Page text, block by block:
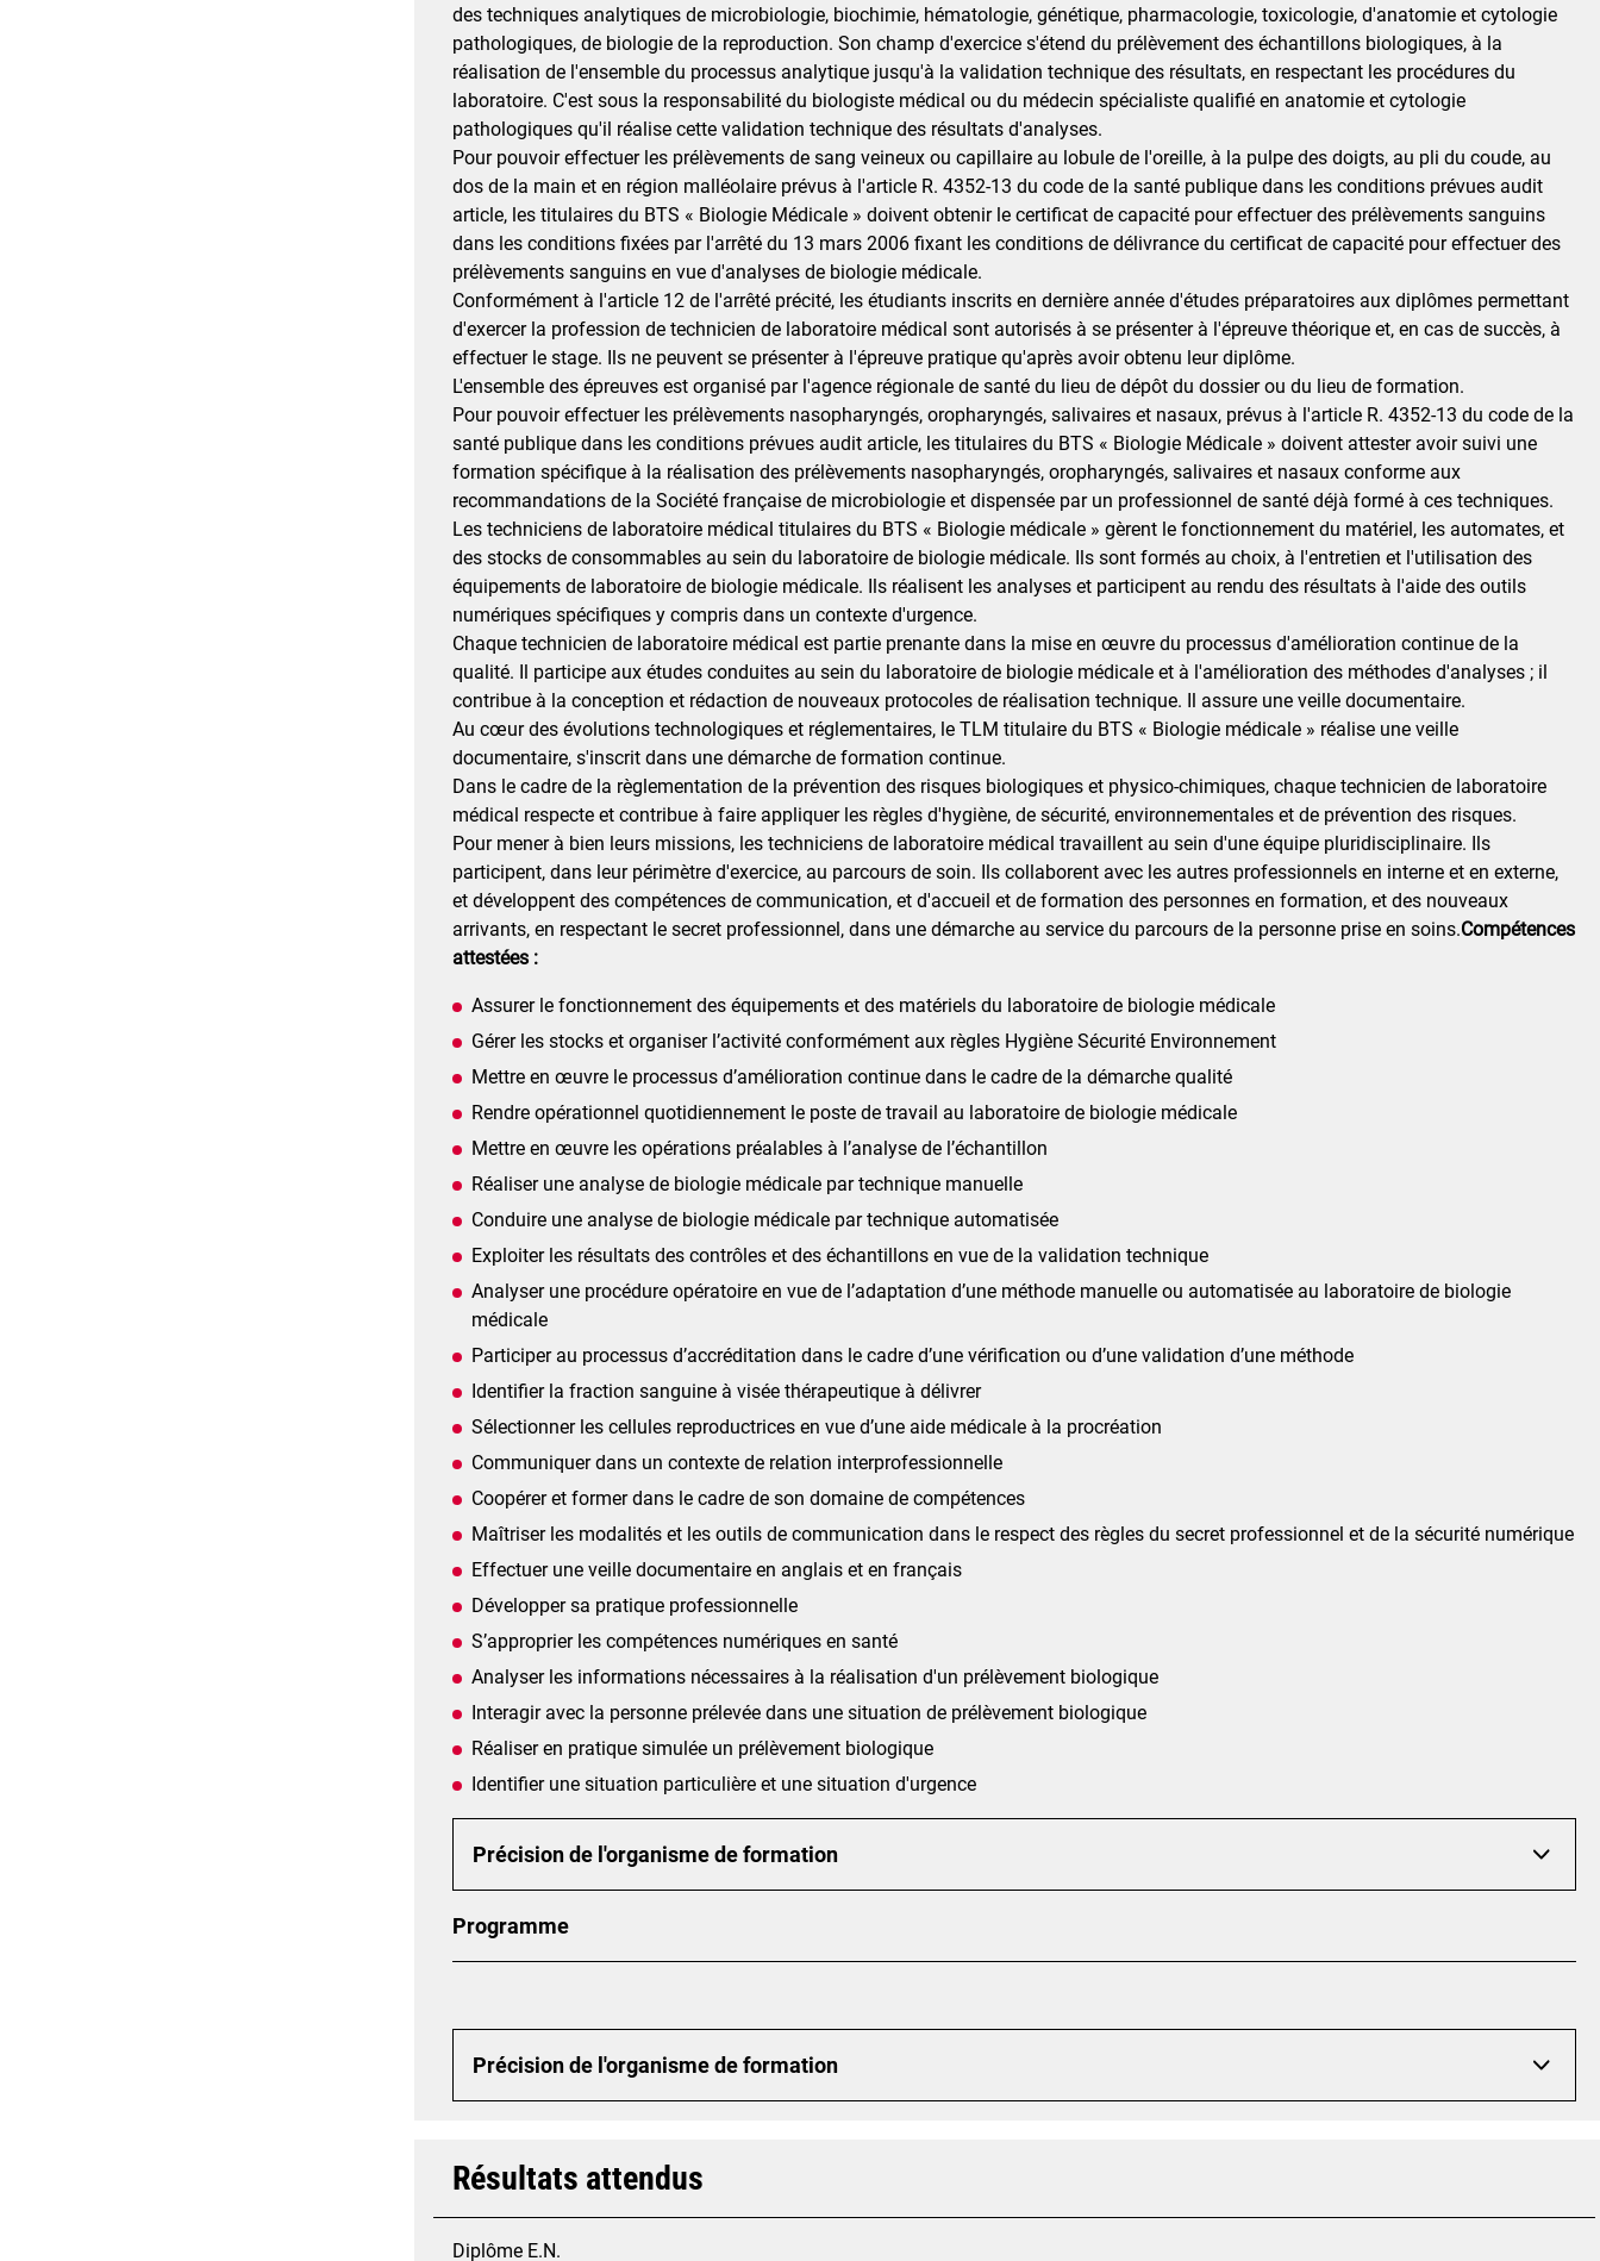
des techniques analytiques de microbiologie, biochimie, hématologie, génétique, pharmacologie, toxicologie, d'anatomie et cytologie
pathologiques, de biologie de la reproduction. Son champ d'exercice s'étend du prélèvement des échantillons biologiques, à la
réalisation de l'ensemble du processus analytique jusqu'à la validation technique des résultats, en respectant les procédures du
laboratoire. C'est sous la responsabilité du biologiste médical ou du médecin spécialiste qualifié en anatomie et cytologie
pathologiques qu'il réalise cette validation technique des résultats d'analyses.
Pour pouvoir effectuer les prélèvements de sang veineux ou capillaire au lobule de l'oreille, à la pulpe des doigts, au pli du coude, au
dos de la main et en région malléolaire prévus à l'article R. 4352-13 du code de la santé publique dans les conditions prévues audit
article, les titulaires du BTS « Biologie Médicale » doivent obtenir le certificat de capacité pour effectuer des prélèvements sanguins
dans les conditions fixées par l'arrêté du 13 mars 2006 fixant les conditions de délivrance du certificat de capacité pour effectuer des
prélèvements sanguins en vue d'analyses de biologie médicale.
Conformément à l'article 12 de l'arrêté précité, les étudiants inscrits en dernière année d'études préparatoires aux diplômes permettant
d'exercer la profession de technicien de laboratoire médical sont autorisés à se présenter à l'épreuve théorique et, en cas de succès, à
effectuer le stage. Ils ne peuvent se présenter à l'épreuve pratique qu'après avoir obtenu leur diplôme.
L'ensemble des épreuves est organisé par l'agence régionale de santé du lieu de dépôt du dossier ou du lieu de formation.
Pour pouvoir effectuer les prélèvements nasopharyngés, oropharyngés, salivaires et nasaux, prévus à l'article R. 4352-13 du code de la
santé publique dans les conditions prévues audit article, les titulaires du BTS « Biologie Médicale » doivent attester avoir suivi une
formation spécifique à la réalisation des prélèvements nasopharyngés, oropharyngés, salivaires et nasaux conforme aux
recommandations de la Société française de microbiologie et dispensée par un professionnel de santé déjà formé à ces techniques.
Les techniciens de laboratoire médical titulaires du BTS « Biologie médicale » gèrent le fonctionnement du matériel, les automates, et
des stocks de consommables au sein du laboratoire de biologie médicale. Ils sont formés au choix, à l'entretien et l'utilisation des
équipements de laboratoire de biologie médicale. Ils réalisent les analyses et participent au rendu des résultats à l'aide des outils
numériques spécifiques y compris dans un contexte d'urgence.
Chaque technicien de laboratoire médical est partie prenante dans la mise en œuvre du processus d'amélioration continue de la
qualité. Il participe aux études conduites au sein du laboratoire de biologie médicale et à l'amélioration des méthodes d'analyses ; il
contribue à la conception et rédaction de nouveaux protocoles de réalisation technique. Il assure une veille documentaire.
Au cœur des évolutions technologiques et réglementaires, le TLM titulaire du BTS « Biologie médicale » réalise une veille
documentaire, s'inscrit dans une démarche de formation continue.
Dans le cadre de la règlementation de la prévention des risques biologiques et physico-chimiques, chaque technicien de laboratoire
médical respecte et contribue à faire appliquer les règles d'hygiène, de sécurité, environnementales et de prévention des risques.
Pour mener à bien leurs missions, les techniciens de laboratoire médical travaillent au sein d'une équipe pluridisciplinaire. Ils
participent, dans leur périmètre d'exercice, au parcours de soin. Ils collaborent avec les autres professionnels en interne et en externe,
et développent des compétences de communication, et d'accueil et de formation des personnes en formation, et des nouveaux
arrivants, en respectant le secret professionnel, dans une démarche au service du parcours de la personne prise en soins.Compétences
attestées :
Assurer le fonctionnement des équipements et des matériels du laboratoire de biologie médicale
Gérer les stocks et organiser l’activité conformément aux règles Hygiène Sécurité Environnement
Mettre en œuvre le processus d’amélioration continue dans le cadre de la démarche qualité
Rendre opérationnel quotidiennement le poste de travail au laboratoire de biologie médicale
Mettre en œuvre les opérations préalables à l’analyse de l’échantillon
Réaliser une analyse de biologie médicale par technique manuelle
Conduire une analyse de biologie médicale par technique automatisée
Exploiter les résultats des contrôles et des échantillons en vue de la validation technique
Analyser une procédure opératoire en vue de l’adaptation d’une méthode manuelle ou automatisée au laboratoire de biologie
médicale
Participer au processus d’accréditation dans le cadre d’une vérification ou d’une validation d’une méthode
Identifier la fraction sanguine à visée thérapeutique à délivrer
Sélectionner les cellules reproductrices en vue d’une aide médicale à la procréation
Communiquer dans un contexte de relation interprofessionnelle
Coopérer et former dans le cadre de son domaine de compétences
Maîtriser les modalités et les outils de communication dans le respect des règles du secret professionnel et de la sécurité numérique
Effectuer une veille documentaire en anglais et en français
Développer sa pratique professionnelle
S’approprier les compétences numériques en santé
Analyser les informations nécessaires à la réalisation d'un prélèvement biologique
Interagir avec la personne prélevée dans une situation de prélèvement biologique
Réaliser en pratique simulée un prélèvement biologique
Identifier une situation particulière et une situation d'urgence
Précision de l'organisme de formation
Programme
Précision de l'organisme de formation
Résultats attendus
Diplôme E.N.